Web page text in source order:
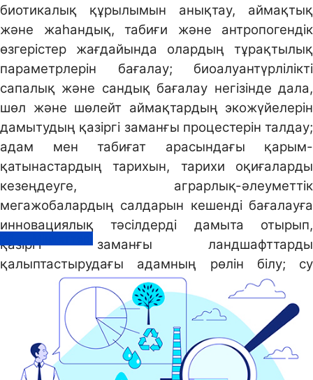
биотикалық құрылымын анықтау, аймақтық
және жаһандық, табиғи және антропогендік
өзгерістер жағдайында олардың тұрақтылық
параметрлерін бағалау; биоалуантүрлілікті
сапалық және сандық бағалау негізінде дала,
шөл және шөлейт аймақтардың экожүйелерін
дамытудың қазіргі заманғы процестерін талдау;
адам мен табиғат арасындағы қарым-
қатынастардың тарихын, тарихи оқиғаларды
кезеңдеуге, аграрлық-әлеуметтік
мегажобалардың салдарын кешенді бағалауға
инновациялық тәсілдерді дамыта отырып,
қазіргі заманғы ландшафттарды
қалыптастырудағы адамның рөлін білу; су
ресурстарының динамикалық модельдерін құру
және климаттық факторлардың әсерінен
олардың өзгеруін бағалау үшін геоақпараттық
жүйелерді пайдалану; экологиялық жай-күйді
мониторингілеу және экологиялық тәуекел